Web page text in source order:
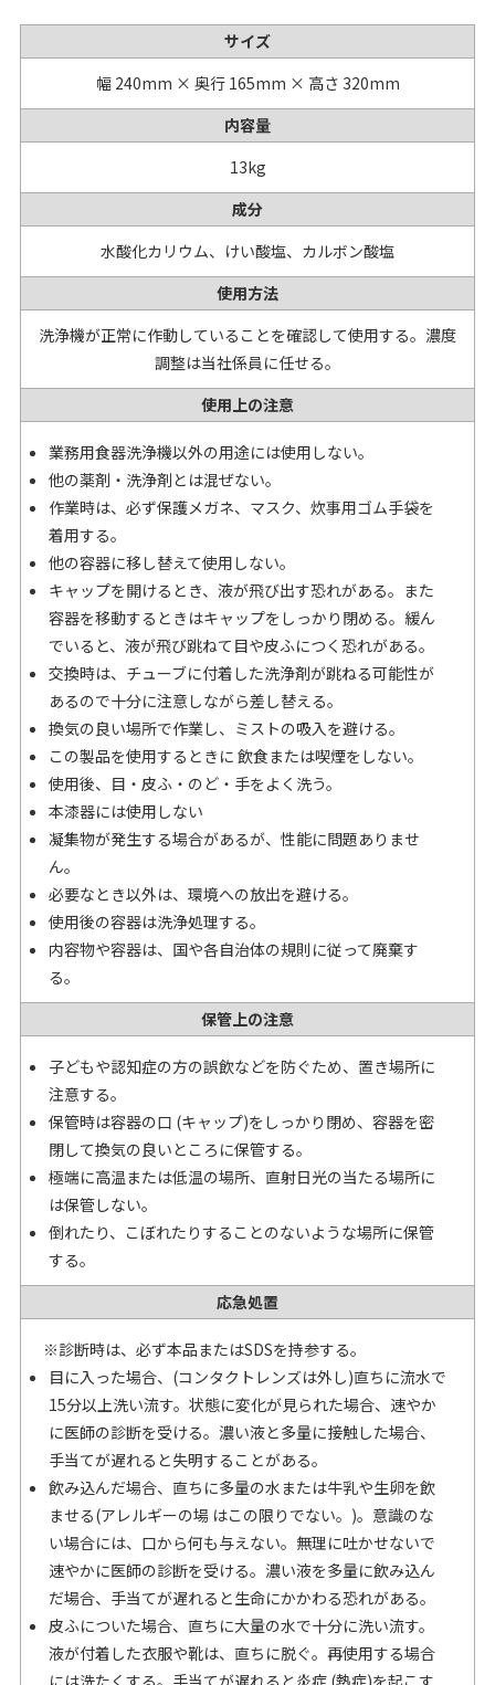
サイズ
幅 240mm × 奥行 165mm × 高さ 320mm
内容量
13kg
成分
水酸化カリウム、けい酸塩、カルボン酸塩
使用方法
洗浄機が正常に作動していることを確認して使用する。濃度
調整は当社係員に任せる。
使用上の注意
業務用食器洗浄機以外の用途には使用しない。
他の薬剤・洗浄剤とは混ぜない。
作業時は、必ず保護メガネ、マスク、炊事用ゴム手袋を
着用する。
他の容器に移し替えて使用しない。
キャップを開けるとき、液が飛び出す恐れがある。また
容器を移動するときはキャップをしっかり閉める。緩ん
でいると、液が飛び跳ねて目や皮ふにつく恐れがある。
交換時は、チューブに付着した洗浄剤が跳ねる可能性が
あるので十分に注意しながら差し替える。
換気の良い場所で作業し、ミストの吸入を避ける。
この製品を使用するときに 飲食または喫煙をしない。
使用後、目・皮ふ・のど・手をよく洗う。
本漆器には使用しない
凝集物が発生する場合があるが、性能に問題ありませ
ん。
必要なとき以外は、環境への放出を避ける。
使用後の容器は洗浄処理する。
内容物や容器は、国や各自治体の規則に従って廃棄す
る。
保管上の注意
子どもや認知症の方の誤飲などを防ぐため、置き場所に
注意する。
保管時は容器の口 (キャップ)をしっかり閉め、容器を密
閉して換気の良いところに保管する。
極端に高温または低温の場所、直射日光の当たる場所に
は保管しない。
倒れたり、こぼれたりすることのないような場所に保管
する。
応急処置
※診断時は、必ず本品またはSDSを持参する。
目に入った場合、(コンタクトレンズは外し)直ちに流水で
15分以上洗い流す。状態に変化が見られた場合、速やか
に医師の診断を受ける。濃い液と多量に接触した場合、
手当てが遅れると失明することがある。
飲み込んだ場合、直ちに多量の水または牛乳や生卵を飲
ませる(アレルギーの場 はこの限りでない。)。意識のな
い場合には、口から何も与えない。無理に吐かせないで
速やかに医師の診断を受ける。濃い液を多量に飲み込ん
だ場合、手当てが遅れると生命にかかわる恐れがある。
皮ふについた場合、直ちに大量の水で十分に洗い流す。
液が付着した衣服や靴は、直ちに脱ぐ。再使用する場合
には洗たくする。手当てが遅れると炎症 (熱症)を起こす